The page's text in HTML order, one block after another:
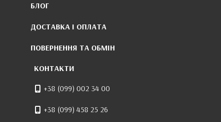
БЛОГ
ДОСТАВКА І ОПЛАТА
ПОВЕРНЕННЯ ТА ОБМІН
КОНТАКТИ
+38 (099) 002 34 00
+38 (099) 458 25 26